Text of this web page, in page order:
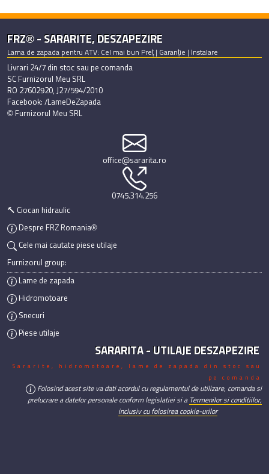
FRZ® - SARARITE, DESZAPEZIRE
Lama de zapada pentru ATV: Cel mai bun Preț | Garanție | Instalare
Livrari 24/7 din stoc sau pe comanda
SC Furnizorul Meu SRL
RO 27602920, J27/594/2010
Facebook: /LameDeZapada
© Furnizorul Meu SRL
office@sararita.ro
0745.314.256
🔨 Ciocan hidraulic
Despre FRZ Romania®
Cele mai cautate piese utilaje
Furnizorul group:
Lame de zapada
Hidromotoare
Snecuri
Piese utilaje
SARARITA - UTILAJE DESZAPEZIRE
Sararite, hidromotoare, lame de zapada din stoc sau
pe comanda
Folosind acest site va dati acordul cu regulamentul de utilizare, comanda si
prelucrare a datelor personale conform legislatiei si a Termenilor si conditiilor,
inclusiv cu folosirea cookie-urilor